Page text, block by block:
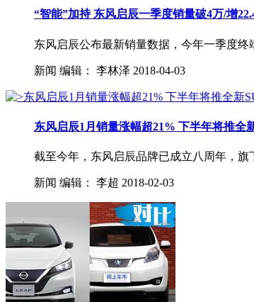
“智能”加持 东风启辰一季度销量破4万/增
东风启辰公布最新销量数据，今年一季度终
新闻 编辑： 李林泽 2018-04-03
东风启辰1月销量涨幅超21% 下半年将推全
截至今年，东风启辰品牌已成立八周年，旗
新闻 编辑： 李超 2018-02-03